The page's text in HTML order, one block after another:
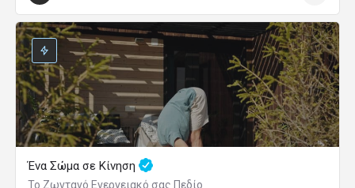
Ένα Σώμα σε Κίνηση
Το Ζωντανό Ενεργειακό σας Πεδίο